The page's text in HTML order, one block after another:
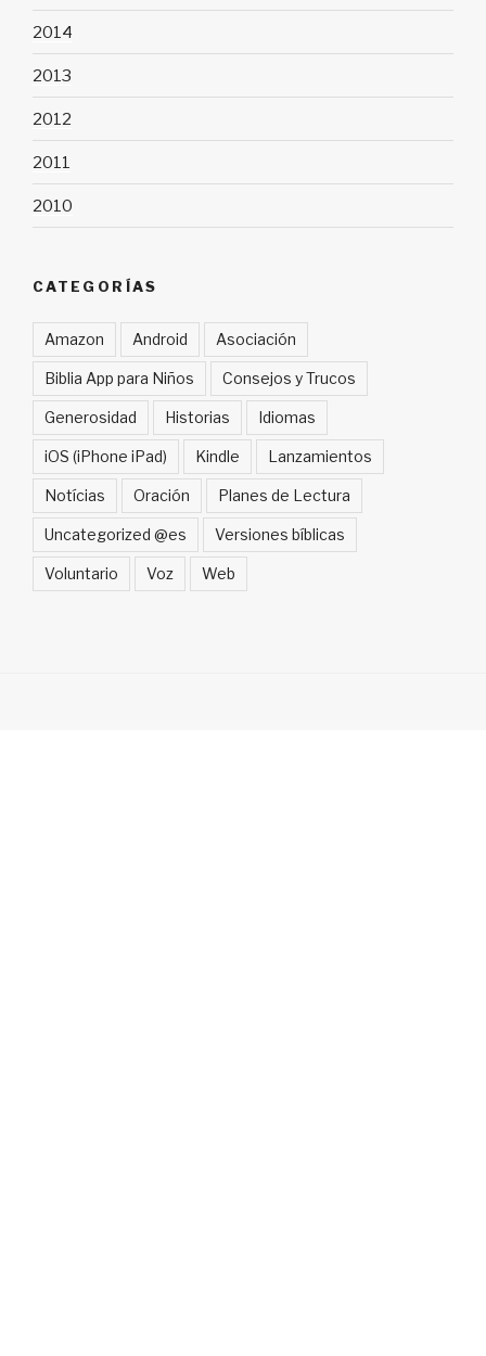
2014
2013
2012
2011
2010
CATEGORÍAS
Amazon Android Asociación
Biblia App para Niños Consejos y Trucos
Generosidad Historias Idiomas
iOS (iPhone iPad) Kindle Lanzamientos
Notícias Oración Planes de Lectura
Uncategorized @es Versiones bíblicas
Voluntario Voz Web